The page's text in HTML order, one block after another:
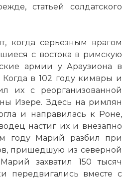
статьей солдатского
когда серьезным врагом
с востока в римскую
армии у Араузиона в
в 102 году кимвры и
их с реорганизованной
Изере. Здесь на римлян
и направилась к Роне,
настиг их и внезапно
году Марий разбил при
пришедшую из северной
захватил 150 тысяч
передвигались вместе с